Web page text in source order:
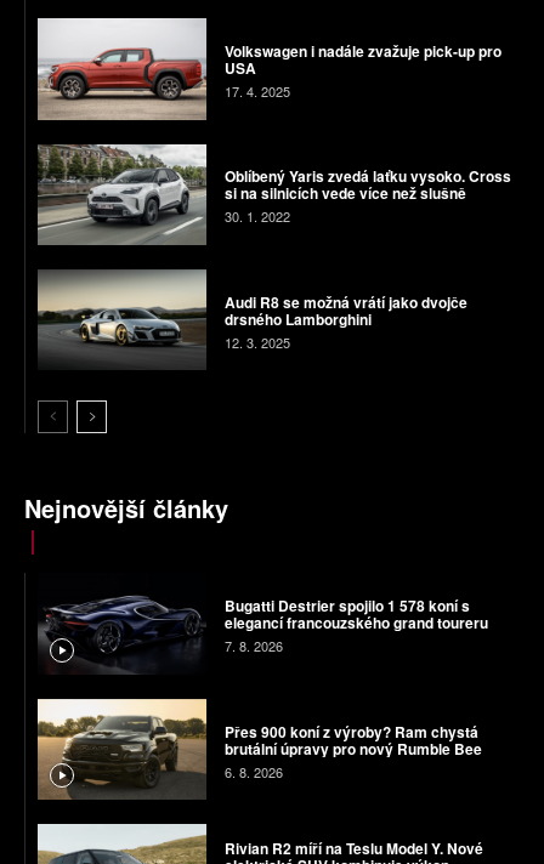
Volkswagen i nadále zvažuje pick-up pro
USA
17. 4. 2025
Oblíbený Yaris zvedá laťku vysoko. Cross
si na silnicích vede více než slušně
30. 1. 2022
Audi R8 se možná vrátí jako dvojče
drsného Lamborghini
12. 3. 2025
Nejnovější články
Bugatti Destrier spojilo 1 578 koní s
elegancí francouzského grand toureru
7. 8. 2026
Přes 900 koní z výroby? Ram chystá
brutální úpravy pro nový Rumble Bee
6. 8. 2026
Rivian R2 míří na Teslu Model Y. Nové